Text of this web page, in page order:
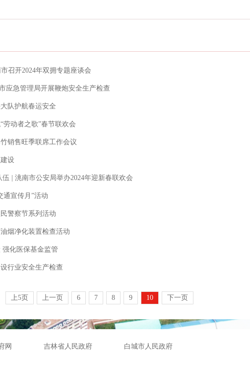
召开2024年双拥专题座谈会
应急管理局开展鞭炮安全生产检查
队护航春运安全
劳动者之歌”春节联欢会
销售旺季联席工作会议
设
| 洮南市公安局举办2024年迎新春联欢会
通宣传月”活动
警察节系列活动
烟净化装置检查活动
化医保基金监管
行业安全生产检查
上5页 上一页 6 7 8 9 10 下一页
网 吉林省人民政府 白城市人民政府